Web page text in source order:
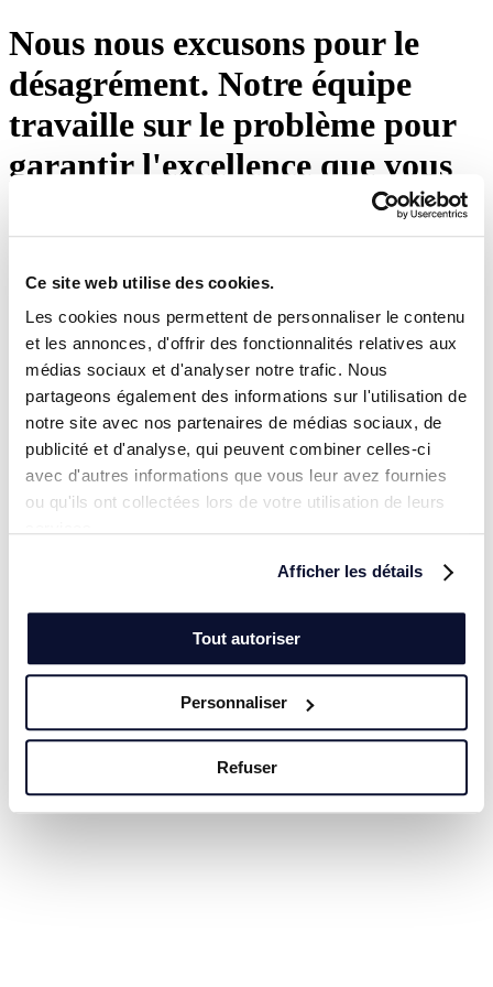
Ce site web utilise des cookies.
Les cookies nous permettent de personnaliser le contenu
et les annonces, d'offrir des fonctionnalités relatives aux
médias sociaux et d'analyser notre trafic. Nous
partageons également des informations sur l'utilisation de
notre site avec nos partenaires de médias sociaux, de
publicité et d'analyse, qui peuvent combiner celles-ci
avec d'autres informations que vous leur avez fournies
ou qu'ils ont collectées lors de votre utilisation de leurs
Afficher les détails
Tout autoriser
Personnaliser
Refuser
Nous nous excusons pour le
désagrément. Notre équipe
travaille sur le problème pour
garantir l'excellence que vous
attendez d'Eton Shirts. Veuillez
appuyer sur le bouton ci-
dessous ou visiter notre page
d'accueil.